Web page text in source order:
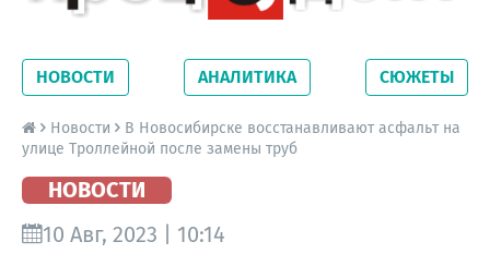
Новосибирской области. Читайте свежие
новости на сайте сетевого издания
Precedent.
НОВОСТИ АНАЛИТИКА СЮЖЕТЫ
Новости
В Новосибирске восстанавливают асфальт на
улице Троллейной после замены труб
НОВОСТИ
10 Авг, 2023 | 10:14